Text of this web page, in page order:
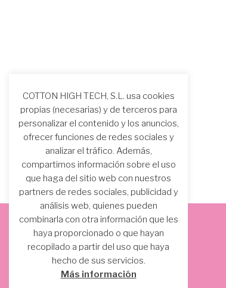
COTTON HIGH TECH, S.L. usa cookies
propias (necesarias) y de terceros para
personalizar el contenido y los anuncios,
ofrecer funciones de redes sociales y
analizar el tráfico. Además,
compartimos información sobre el uso
que haga del sitio web con nuestros
partners de redes sociales, publicidad y
análisis web, quienes pueden
combinarla con otra información que les
haya proporcionado o que hayan
recopilado a partir del uso que haya
hecho de sus servicios.
Más información